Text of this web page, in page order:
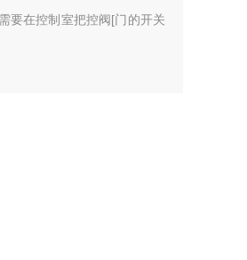
要在控制室把控阀[门的开关